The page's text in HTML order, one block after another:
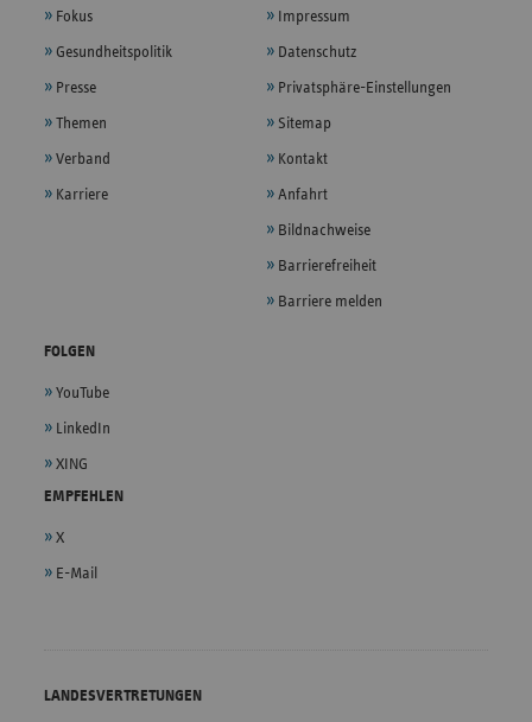
Fokus
Gesundheitspolitik
Presse
Themen
Verband
Karriere
Impressum
Datenschutz
Privatsphäre-Einstellungen
Sitemap
Kontakt
Anfahrt
Bildnachweise
Barrierefreiheit
Barriere melden
FOLGEN
YouTube
LinkedIn
XING
EMPFEHLEN
X
E-Mail
LANDESVERTRETUNGEN